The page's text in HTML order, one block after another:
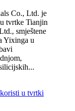
Co., Ltd. je
tvrtke Tianjin
smještene
Yixinga u